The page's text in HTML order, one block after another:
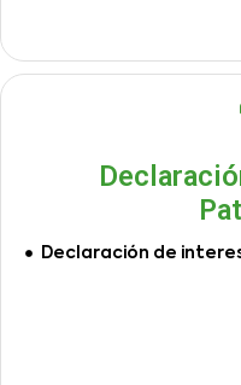
Declaración de